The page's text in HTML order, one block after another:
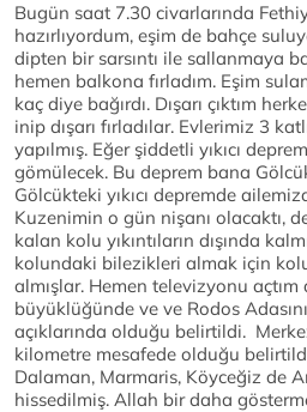
Bugün saat 7.30 civarlarında
hazırlıyordum, eşim de bahçe
dipten bir sarsıntı ile sallanmaya
hemen balkona fırladım. Eşim
kaç diye bağırdı. Dışarı çıktım
inip dışarı fırladılar. Evlerimiz 3
yapılmış. Eğer şiddetli yıkıcı
gömülecek. Bu deprem bana
Gölcükteki yıkıcı depremde
Kuzenimin o gün nişanı olacaktı,
kalan kolu yıkıntıların dışında
kolundaki bilezikleri almak için
almışlar. Hemen televizyonu açtım
büyüklüğünde ve ve Rodos
açıklarında olduğu belirtildi.
kilometre mesafede olduğu
Dalaman, Marmaris, Köyceğiz de
hissedilmiş. Allah bir daha